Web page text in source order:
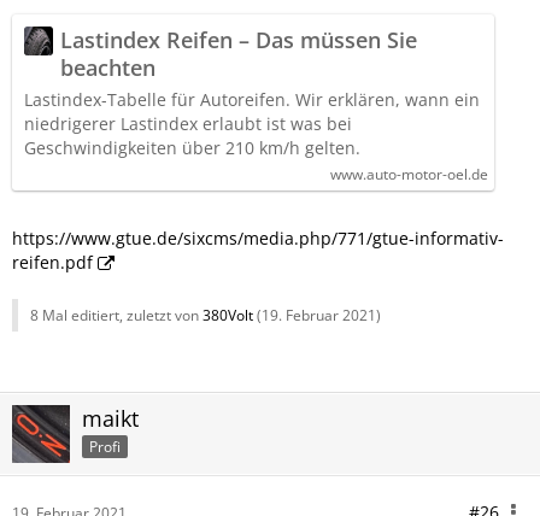
Lastindex Reifen – Das müssen Sie
beachten
Lastindex-Tabelle für Autoreifen. Wir erklären, wann ein
niedrigerer Lastindex erlaubt ist was bei
Geschwindigkeiten über 210 km/h gelten.
www.auto-motor-oel.de
https://www.gtue.de/sixcms/media.php/771/gtue-informativ-
reifen.pdf
8 Mal editiert, zuletzt von380Volt(19. Februar 2021)
maikt
Profi